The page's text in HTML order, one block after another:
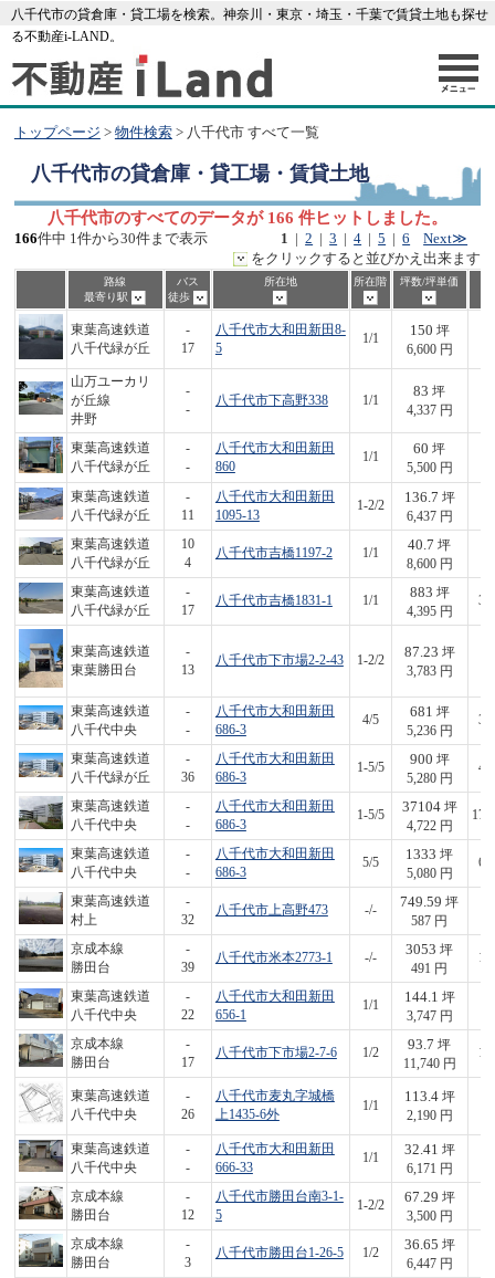
八千代市の貸倉庫・貸工場を検索。神奈川・東京・埼玉・千葉で賃貸土地も探せ
る不動産i-LAND。
トップページ > 物件検索> 八千代市 すべて一覧
八千代市の貸倉庫・貸工場・賃貸土地
八千代市のすべてのデータが 166 件ヒットしました。
1 |2 |3 |4 |5 |6 Next≫
166件中 1件から30件まで表示
をクリックすると並びかえ出来ます
路線
最寄り駅
バス
徒歩
所在地 所在階 坪数/坪単価
東葉高速鉄道
八千代緑が丘
-
17
八千代市大和田新田8-
5
1/1
150 坪
6,600 円
山万ユーカリ
が丘線
井野
-
-
八千代市下高野338 1/1
83 坪
4,337 円
東葉高速鉄道
八千代緑が丘
-
-
八千代市大和田新田
860
1/1
60 坪
5,500 円
東葉高速鉄道
八千代緑が丘
-
11
八千代市大和田新田
1095-13
1-2/2
136.7 坪
6,437 円
東葉高速鉄道
八千代緑が丘
10
4
八千代市吉橋1197-2 1/1
40.7 坪
8,600 円
東葉高速鉄道
八千代緑が丘
-
17
八千代市吉橋1831-1 1/1
883 坪
4,395 円
東葉高速鉄道
東葉勝田台
-
13
八千代市下市場2-2-43 1-2/2
87.23 坪
3,783 円
東葉高速鉄道
八千代中央
-
-
八千代市大和田新田
686-3
4/5
681 坪
5,236 円
東葉高速鉄道
八千代緑が丘
-
36
八千代市大和田新田
686-3
1-5/5
900 坪
5,280 円
東葉高速鉄道
八千代中央
-
-
八千代市大和田新田
686-3
1-5/5
37104坪
4,722 円
東葉高速鉄道
八千代中央
-
-
八千代市大和田新田
686-3
5/5
1333 坪
5,080 円
東葉高速鉄道
村上
-
32
八千代市上高野473 -/-
749.59 坪
587 円
京成本線
勝田台
-
39
八千代市米本2773-1 -/-
3053 坪
491 円
東葉高速鉄道
八千代中央
-
22
八千代市大和田新田
656-1
1/1
144.1 坪
3,747 円
京成本線
勝田台
-
17
八千代市下市場2-7-6 1/2
93.7 坪
11,740 円
東葉高速鉄道
八千代中央
-
26
八千代市麦丸字城橋
上1435-6外
1/1
113.4坪
2,190 円
東葉高速鉄道
八千代中央
-
-
八千代市大和田新田
666-33
1/1
32.41 坪
6,171 円
京成本線
勝田台
-
12
八千代市勝田台南3-1-
5
1-2/2
67.29 坪
3,500 円
京成本線
勝田台
-
3
八千代市勝田台1-26-5 1/2
36.65 坪
6,447 円